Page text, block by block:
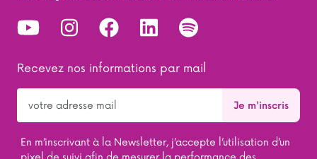
Recevez nos informations par mail
En m’inscrivant à la Newsletter, j’accepte l’utilisation d’un